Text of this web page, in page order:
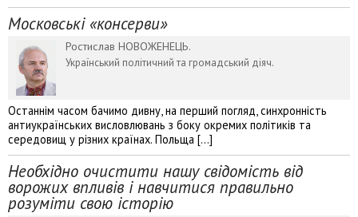
Московські «консерви»
Ростислав НОВОЖЕНЕЦЬ.
Український політичний та громадський діяч.
Останнім часом бачимо дивну, на перший погляд, синхронність
антиукраїнських висловлювань з боку окремих політиків та
середовищ у різних країнах. Польща […]
Необхідно очистити нашу свідомість від
ворожих впливів і навчитися правильно
розуміти свою історію